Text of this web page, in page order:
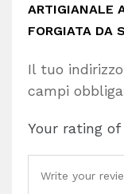
ARTIGIANALE
FORGIATA DA
Il tuo
campi
Your rating